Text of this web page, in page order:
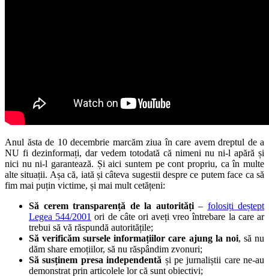
Anul ăsta de 10 decembrie marcăm ziua în care avem dreptul de a
NU fi dezinformați, dar vedem totodată că nimeni nu ni-l apără și
nici nu ni-l garantează. Și aici suntem pe cont propriu, ca în multe
alte situații. Așa că, iată și câteva sugestii despre ce putem face ca să
fim mai puțin victime, și mai mult cetățeni:
Să cerem transparență de la autorități– folosiți deștept
Legea 544/2001 ori de câte ori aveți vreo întrebare la care ar
trebui să vă răspundă autoritățile;
Să verificăm sursele informațiilor care ajung la noi, să nu
dăm share emoțiilor, să nu răspândim zvonuri;
Să susținem presa independentă și pe jurnaliștii care ne-au
demonstrat prin articolele lor că sunt obiectivi;